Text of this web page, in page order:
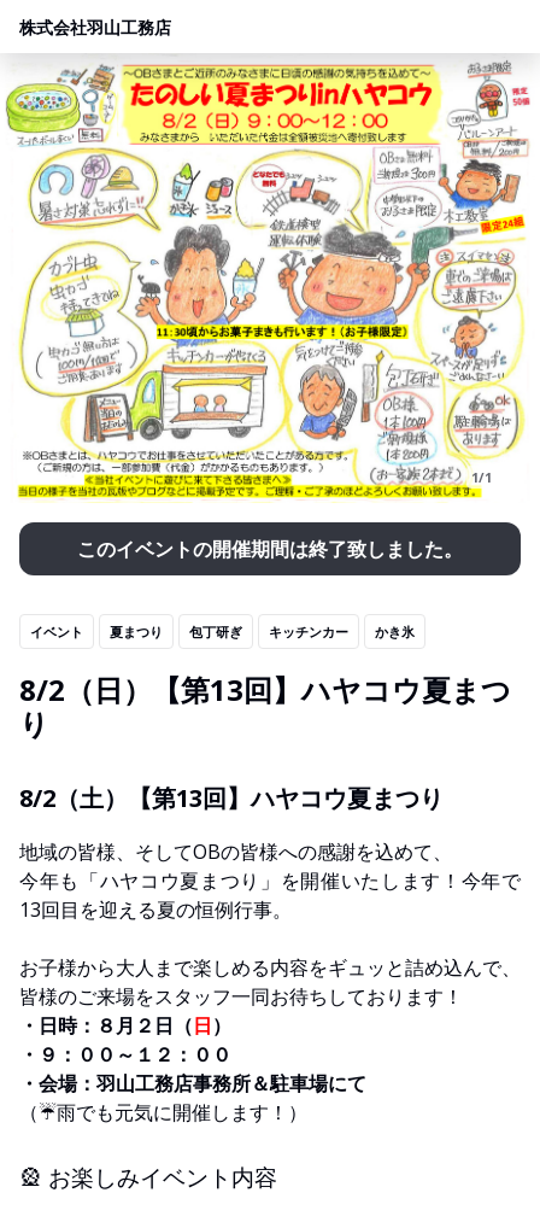
株式会社羽山工務店
1/1
このイベントの開催期間は終了致しました。
イベント 夏まつり 包丁研ぎ キッチンカー かき氷
8/2（日）【第13回】ハヤコウ夏まつ
り
8/2（土）【第13回】ハヤコウ夏まつり
地域の皆様、そしてOBの皆様への感謝を込めて、
今年も「ハヤコウ夏まつり」を開催いたします！今年で
13回目を迎える夏の恒例行事。
お子様から大人まで楽しめる内容をギュッと詰め込んで、
皆様のご来場をスタッフ一同お待ちしております！
・日時：８月２日（日）
・９：００～１２：００
・会場：羽山工務店事務所＆駐車場にて
（☔雨でも元気に開催します！）
🎡 お楽しみイベント内容